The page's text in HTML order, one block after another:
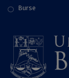
Burse